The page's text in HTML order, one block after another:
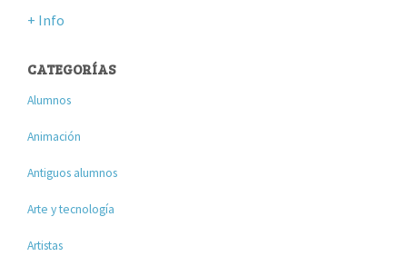
+ Info
CATEGORÍAS
Alumnos
Animación
Antiguos alumnos
Arte y tecnología
Artistas